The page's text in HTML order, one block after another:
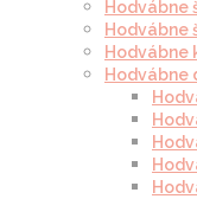
Hodvábne
Hodvábne
Hodvábne
Hodvábne